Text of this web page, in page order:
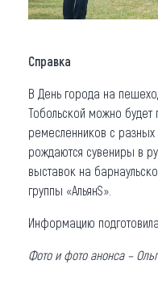
Справка
В День города на
Тобольской можно будет
ремесленников с разных
рождаются сувениры в
выставок на
группы «АльянS».
Информацию
Фото и фото анонса –